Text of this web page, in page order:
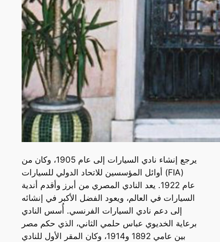
يرجع إنشاء نادي السيارات إلى عام 1905، وكان من
أوائل المؤسسين للاتحاد الدولي للسيارات (FIA)
عام 1922. يعد النادي المصري من أبرز وأقدم أندية
السيارات في العالم، ويعود الفضل الأكبر في إنشائه
إلى دعم نادي السيارات الفرنسي. أُسس النادي
برعاية الخديوي عباس حلمي الثاني، الذي حكم مصر
بين عامي 1892 و1914، وكان المقر الأول للنادي